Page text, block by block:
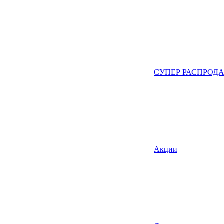
СУПЕР
Акции